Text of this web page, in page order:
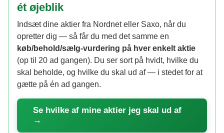
ét øjeblik
Indsæt dine aktier fra Nordnet eller Saxo, når du
opretter dig — så får du med det samme en
køb/behold/sælg-vurdering på hver enkelt aktie
(op til 20 ad gangen). Du ser sort på hvidt, hvilke du
skal beholde, og hvilke du skal ud af — i stedet for at
gætte på én ad gangen.
Se hvilke af mine aktier jeg skal ud af
→